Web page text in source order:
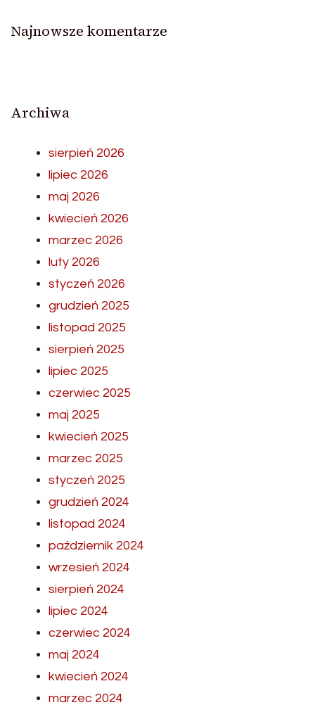
Najnowsze komentarze
Archiwa
sierpień 2026
lipiec 2026
maj 2026
kwiecień 2026
marzec 2026
luty 2026
styczeń 2026
grudzień 2025
listopad 2025
sierpień 2025
lipiec 2025
czerwiec 2025
maj 2025
kwiecień 2025
marzec 2025
styczeń 2025
grudzień 2024
listopad 2024
październik 2024
wrzesień 2024
sierpień 2024
lipiec 2024
czerwiec 2024
maj 2024
kwiecień 2024
marzec 2024